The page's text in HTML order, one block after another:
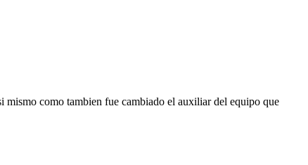
mismo como tambien fue cambiado el auxiliar del equipo que